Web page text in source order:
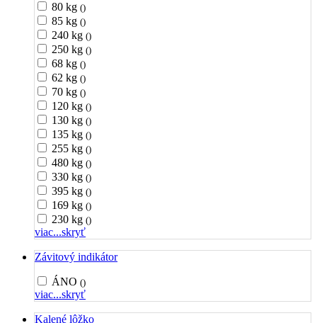
80 kg ()
85 kg ()
240 kg ()
250 kg ()
68 kg ()
62 kg ()
70 kg ()
120 kg ()
130 kg ()
135 kg ()
255 kg ()
480 kg ()
330 kg ()
395 kg ()
169 kg ()
230 kg ()
viac...skryť
Závitový indikátor
ÁNO ()
viac...skryť
Kalené lôžko